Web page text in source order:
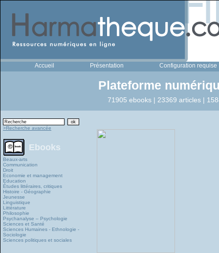
Accueil Présentation Configuration requise
Plateforme
71905 ebooks | 23369 articles |
>Recherche avancée
Ebooks
Beaux-arts
Communication
Droit
Economie et management
Education
Études littéraires, critiques
Histoire - Géographie
Jeunesse
Linguistique
Littérature
Philosophie
Psychanalyse – Psychologie
Sciences et Santé
Sciences Humaines - Ethnologie -
Sociologie
Sciences politiques et sociales